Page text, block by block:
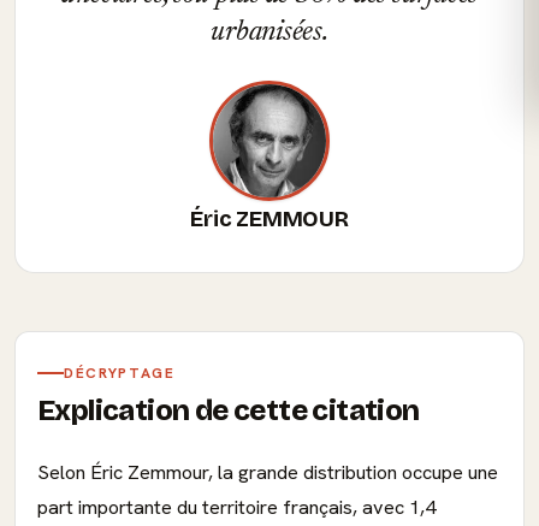
urbanisées.
Éric ZEMMOUR
DÉCRYPTAGE
Explication de cette citation
Selon Éric Zemmour, la grande distribution occupe une
part importante du territoire français, avec 1,4